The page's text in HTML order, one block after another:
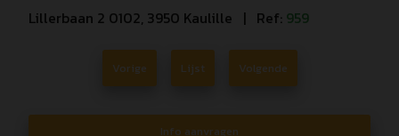
Lillerbaan 2 0102, 3950 Kaulille | Ref: 959
Vorige Lijst Volgende
Info aanvragen